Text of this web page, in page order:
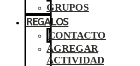
GRUPOS
REGALOS
CONTACTO
AGREGAR
ACTIVIDAD